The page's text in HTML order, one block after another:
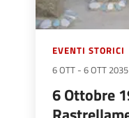
EVENTI STORICI
6 OTT - 6 OTT 2035
6 Ottobre